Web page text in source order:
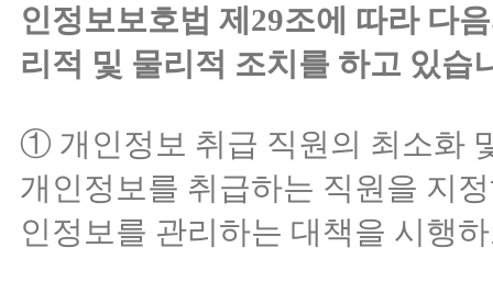
인정보보호법 제29조에 따라 다
리적 및 물리적 조치를 하고 있습
① 개인정보 취급 직원의 최소화
개인정보를 취급하는 직원을 지
인정보를 관리하는 대책을 시행